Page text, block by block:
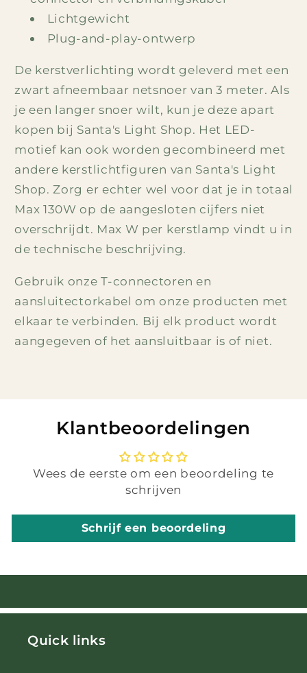
Lichtgewicht
Plug-and-play-ontwerp
De kerstverlichting wordt geleverd met een
zwart afneembaar netsnoer van 3 meter. Als
je een langer snoer wilt, kun je deze apart
kopen bij Santa's Light Shop. Het LED-
motief kan ook worden gecombineerd met
andere kerstlichtfiguren van Santa's Light
Shop. Zorg er echter wel voor dat je in totaal
Max 130W op de aangesloten cijfers niet
overschrijdt. Max W per kerstlamp vindt u in
de technische beschrijving.
Gebruik onze T-connectoren en
aansluitectorkabel om onze producten met
elkaar te verbinden. Bij elk product wordt
aangegeven of het aansluitbaar is of niet.
Klantbeoordelingen
Wees de eerste om een beoordeling te
schrijven
Schrijf een beoordeling
Quick links